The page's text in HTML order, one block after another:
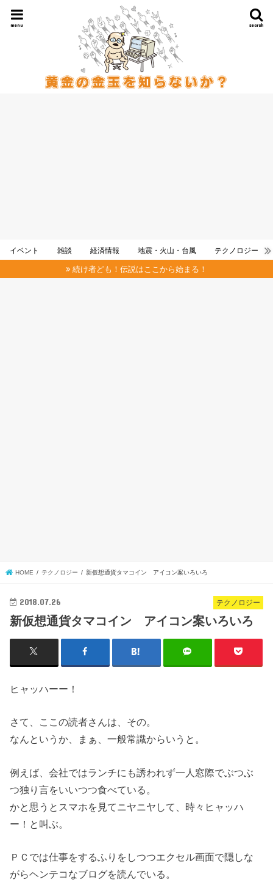
search
menu
イベント 雑談 経済情報 地震・火山・台風 テクノロジー
続け者ども！伝説はここから始まる！
HOME テクノロジー 新仮想通貨タマコイン アイコン案いろいろ
テクノロジー
2018.07.26
新仮想通貨タマコイン アイコン案いろいろ
ヒャッハーー！
さて、ここの読者さんは、その。
なんというか、まぁ、一般常識からいうと。
例えば、会社ではランチにも誘われず一人窓際でぶつぶ
つ独り言をいいつつ食べている。
かと思うとスマホを見てニヤニヤして、時々ヒャッハ
ー！と叫ぶ。
ＰＣでは仕事をするふりをしつつエクセル画面で隠しな
がらヘンテコなブログを読んでいる。